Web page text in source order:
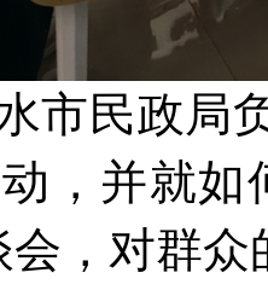
市民政局
，并就如
会，对群